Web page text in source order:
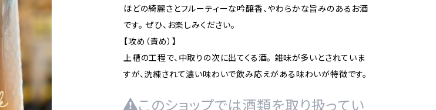
ほどの綺麗さとフルーティーな吟醸香、やわらかな旨みのあるお酒
です。 ぜひ、お楽しみください。
【攻め（責め）】
上槽の工程で、中取りの次に出てくる酒。 雑味が多いとされていま
すが、洗練されて濃い味わいで飲み応えがある味わいが特徴です。
このショップでは酒類を取り扱ってい